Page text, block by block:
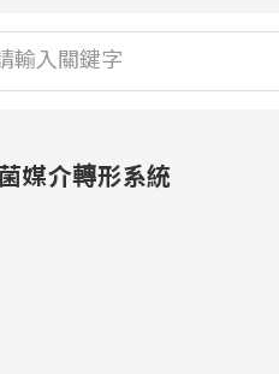
媒介轉形系統